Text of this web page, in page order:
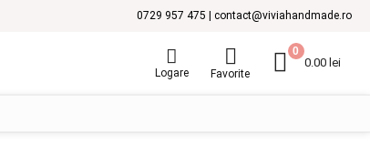
0729 957 475 | contact@viviahandmade.ro
Logare Favorite
0
0.00 lei